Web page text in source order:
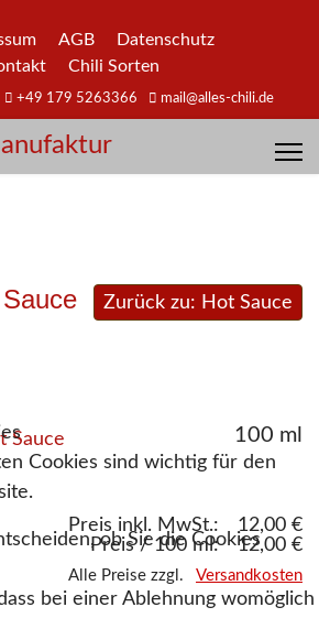
AGB
Datenschutz
Chili Sorten
+49 179 5263366 mail@alles-chili.de
Zurück zu: Hot Sauce
100 ml
Preis inkl. MwSt.:
12,00 €
Preis / 100 ml:
12,00 €
Alle Preise zzgl. Versandkosten
Cookies sind wichtig für den
ob Sie die Cookies
bei einer Ablehnung womöglich